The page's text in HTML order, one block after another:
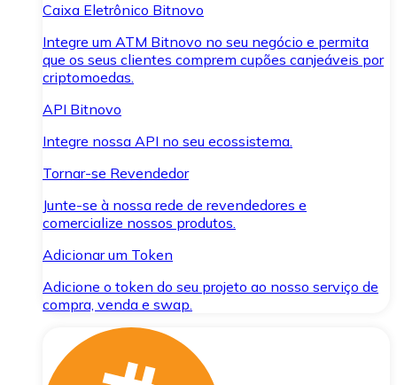
Caixa Eletrônico Bitnovo
Integre um ATM Bitnovo no seu negócio e permita
que os seus clientes comprem cupões canjeáveis por
criptomoedas.
API Bitnovo
Integre nossa API no seu ecossistema.
Tornar-se Revendedor
Junte-se à nossa rede de revendedores e
comercialize nossos produtos.
Adicionar um Token
Adicione o token do seu projeto ao nosso serviço de
compra, venda e swap.